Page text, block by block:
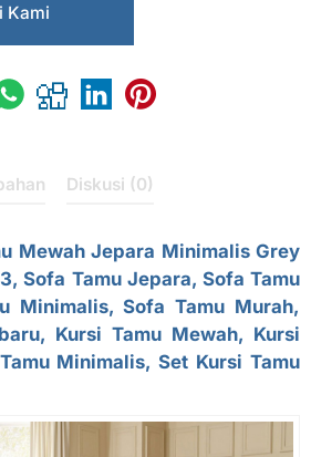
Kami
Diskusi (0)
Mewah Jepara Minimalis Grey
Sofa Tamu Jepara, Sofa Tamu
Minimalis, Sofa Tamu Murah,
Kursi Tamu Mewah, Kursi
Minimalis, Set Kursi Tamu